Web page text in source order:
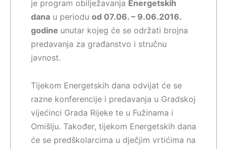
je program obilježavanja Energetskih
dana u periodu od 07.06. – 9.06.2016.
godine unutar kojeg će se održati brojna
predavanja za građanstvo i stručnu
javnost.
Tijekom Energetskih dana odvijat će se
razne konferencije i predavanja u Gradskoj
vijećinci Grada Rijeke te u Fužinama i
Omišlju. Također, tijekom Energetskih dana
će se predškolarcima u dječjim vrtićima na